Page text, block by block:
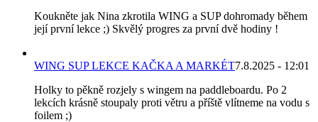
Koukněte jak Nina zkrotila WING a SUP dohromady během
její první lekce ;) Skvělý progres za první dvě hodiny !
WING SUP LEKCE KAČKA A MARKÉT7.8.2025 - 12:01
Holky to pěkně rozjely s wingem na paddleboardu. Po 2
lekcích krásně stoupaly proti větru a příště vlítneme na vodu s
foilem ;)